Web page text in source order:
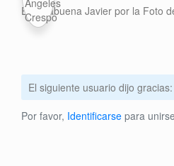
Enhorabuena Javier por la Foto
El siguiente usuario dijo gracias:
Por favor, Identificarse para